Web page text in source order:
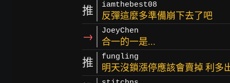
推 iamthebest08
反彈這麼多準備崩下去了吧
→ JoeyChen
合一的一是...
推 fungling
明天沒鎖漲停應該會賣掉 利多